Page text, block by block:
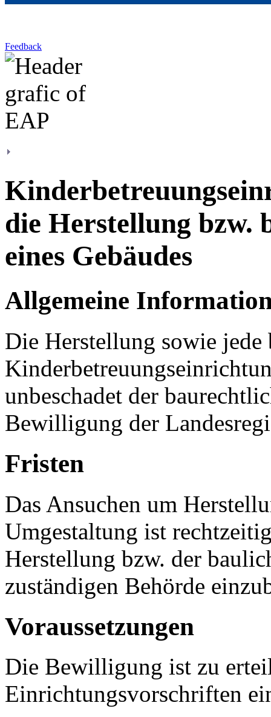
Feedback
die Herstellung bzw.
eines Gebäudes
Allgemeine
Die Herstellung sowie jede
unbeschadet der
Bewilligung der
Fristen
Das Ansuchen um
Umgestaltung ist
Herstellung bzw. der
zuständigen Behörde
Voraussetzungen
Die Bewilligung ist zu
Einrichtungsvorschriften